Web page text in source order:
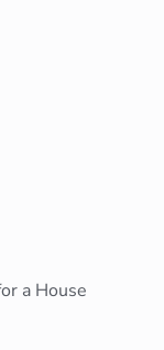
a House